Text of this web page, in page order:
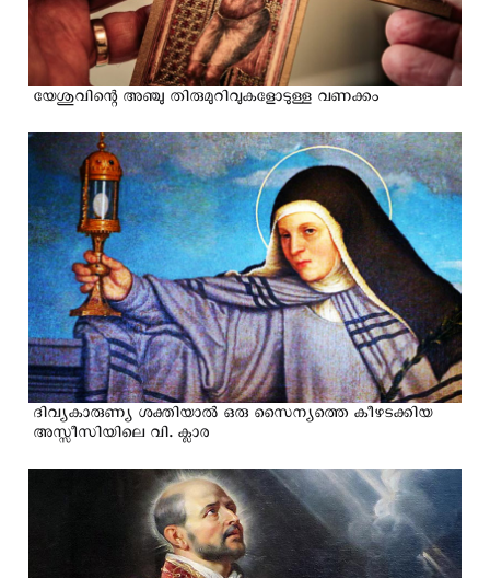
യേശുവിന്റെ അഞ്ചു തിരുമുറിവുകളോടുള്ള വണക്കം
ദിവ്യകാരുണ്യ ശക്തിയാൽ ഒരു സൈന്യത്തെ കീഴടക്കിയ
അസ്സീസിയിലെ വി. ക്ലാര